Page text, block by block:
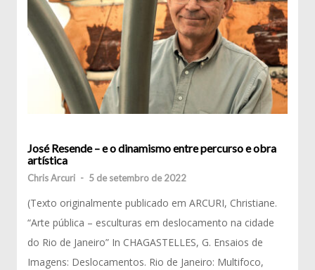
José Resende – e o dinamismo entre percurso e obra
artística
Chris Arcuri - 5 de setembro de 2022
(Texto originalmente publicado em ARCURI, Christiane.
“Arte pública – esculturas em deslocamento na cidade
do Rio de Janeiro” In CHAGASTELLES, G. Ensaios de
Imagens: Deslocamentos. Rio de Janeiro: Multifoco,